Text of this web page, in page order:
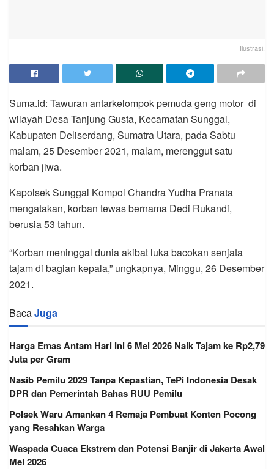
Ilustrasi.
Suma.id: Tawuran antarkelompok pemuda geng motor di
wilayah Desa Tanjung Gusta, Kecamatan Sunggal,
Kabupaten Deliserdang, Sumatra Utara, pada Sabtu
malam, 25 Desember 2021, malam, merenggut satu
korban jiwa.
Kapolsek Sunggal Kompol Chandra Yudha Pranata
mengatakan, korban tewas bernama Dedi Rukandi,
berusia 53 tahun.
“Korban meninggal dunia akibat luka bacokan senjata
tajam di bagian kepala,” ungkapnya, Minggu, 26 Desember
2021.
BacaJuga
Harga Emas Antam Hari Ini 6 Mei 2026 Naik Tajam ke Rp2,79
Juta per Gram
Nasib Pemilu 2029 Tanpa Kepastian, TePi Indonesia Desak
DPR dan Pemerintah Bahas RUU Pemilu
Polsek Waru Amankan 4 Remaja Pembuat Konten Pocong
yang Resahkan Warga
Waspada Cuaca Ekstrem dan Potensi Banjir di Jakarta Awal
Mei 2026